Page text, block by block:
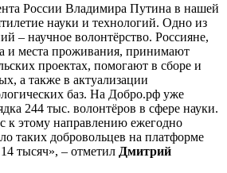
России Владимира Путина в нашей
науки и технологий. Одно из
– научное волонтёрство. Россияне,
и места проживания, принимают
проектах, помогают в сборе и
а также в актуализации
баз. На Добро.рф уже
244 тыс. волонтёров в сфере науки.
к этому направлению ежегодно
таких добровольцев на платформе
тысяч», – отметил Дмитрий